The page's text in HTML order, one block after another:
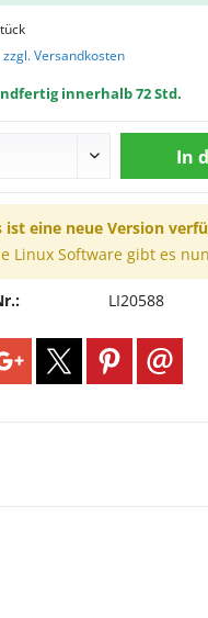
zzgl. Versandkosten
innerhalb 72 Std.
In
ist eine neue Version
Linux Software gibt es
LI20588